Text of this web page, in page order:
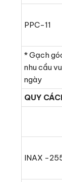
PPC-11
* Gạch
nhu cầu
ngày
QUY
INAX -